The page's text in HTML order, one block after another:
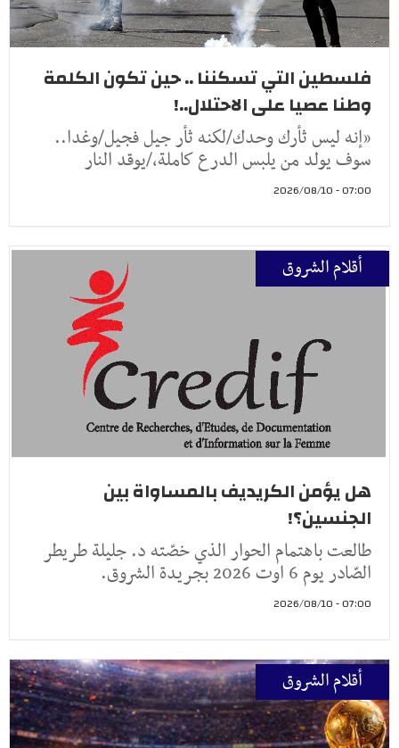
فلسطين التي تسكننا .. حين تكون الكلمة
وطنا عصيا على الاحتلال..!
«إنه ليس ثأرك وحدك/لكنه ثأر جيل فجيل/وغدا..
سوف يولد من يلبس الدرع كاملة،/يوقد النار
07:00 - 2026/08/10
أقلام الشروق
هل يؤمن الكريديف بالمساواة بين
الجنسين؟!
طالعت باهتمام الحوار الذي خصّته د. جليلة طريطر
الصّادر يوم 6 اوت 2026 بجريدة الشروق.
07:00 - 2026/08/10
أقلام الشروق